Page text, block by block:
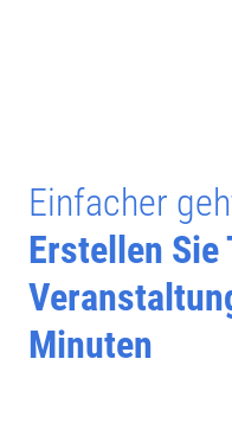
Einfacher
Erstellen Sie
Minuten